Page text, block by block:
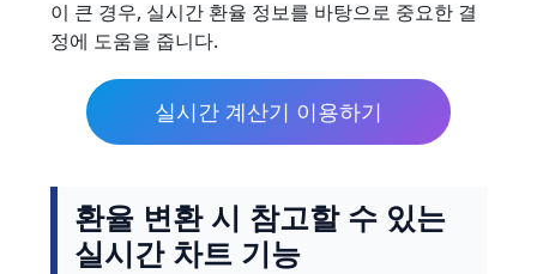
이 큰 경우, 실시간 환율 정보를 바탕으로 중요한 결
정에 도움을 줍니다.
실시간 계산기 이용하기
환율 변환 시 참고할 수 있는
실시간 차트 기능